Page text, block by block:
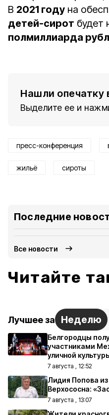
В 2021 году на
детей-сирот будет
полмиллиарда
Нашли опечатку
Выделите ее и
пресс-конференция
жильё сироты
Последние
Все новости
Читайте
Лучшее за Неделю
Белгородцы
участниками
уличной
7 августа , 12:52
Лидия Попова
Верхососна:
7 августа , 13:07